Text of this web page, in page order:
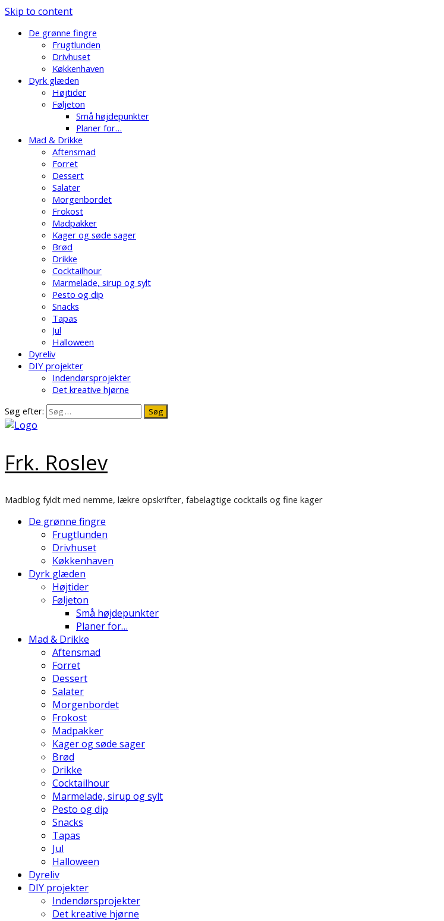
Skip to content
De grønne fingre
Frugtlunden
Drivhuset
Køkkenhaven
Dyrk glæden
Højtider
Føljeton
Små højdepunkter
Planer for…
Mad & Drikke
Aftensmad
Forret
Dessert
Salater
Morgenbordet
Frokost
Madpakker
Kager og søde sager
Brød
Drikke
Cocktailhour
Marmelade, sirup og sylt
Pesto og dip
Snacks
Tapas
Jul
Halloween
Dyreliv
DIY projekter
Indendørsprojekter
Det kreative hjørne
Søg efter:
Frk. Roslev
Madblog fyldt med nemme, lækre opskrifter, fabelagtige cocktails og fine kager
De grønne fingre
Frugtlunden
Drivhuset
Køkkenhaven
Dyrk glæden
Højtider
Føljeton
Små højdepunkter
Planer for…
Mad & Drikke
Aftensmad
Forret
Dessert
Salater
Morgenbordet
Frokost
Madpakker
Kager og søde sager
Brød
Drikke
Cocktailhour
Marmelade, sirup og sylt
Pesto og dip
Snacks
Tapas
Jul
Halloween
Dyreliv
DIY projekter
Indendørsprojekter
Det kreative hjørne